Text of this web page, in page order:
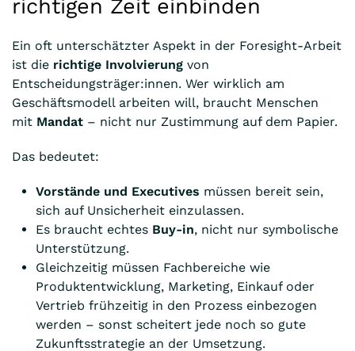
richtigen Zeit einbinden
Ein oft unterschätzter Aspekt in der Foresight-Arbeit
ist die richtige Involvierung von
Entscheidungsträger:innen. Wer wirklich am
Geschäftsmodell arbeiten will, braucht Menschen
mit Mandat – nicht nur Zustimmung auf dem Papier.
Das bedeutet:
Vorstände und Executives müssen bereit sein,
sich auf Unsicherheit einzulassen.
Es braucht echtes Buy-in, nicht nur symbolische
Unterstützung.
Gleichzeitig müssen Fachbereiche wie
Produktentwicklung, Marketing, Einkauf oder
Vertrieb frühzeitig in den Prozess einbezogen
werden – sonst scheitert jede noch so gute
Zukunftsstrategie an der Umsetzung.